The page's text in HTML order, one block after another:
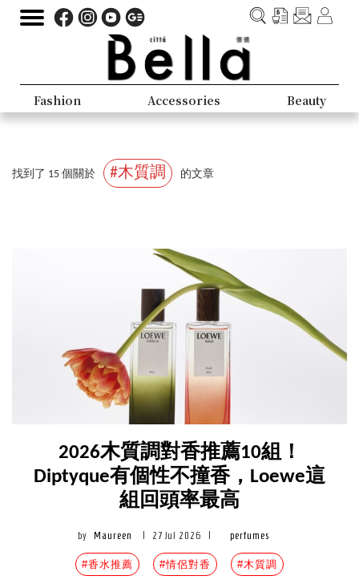
Fashion Accessories Beauty
找到了 15 個關於 #木質調 的文章
2026木質調對香推薦10組！
Diptyque有個性不撞香，Loewe這
組回頭率最高
by Maureen 27 Jul 2026 perfumes
#香水推薦 #情侶對香 #木質調